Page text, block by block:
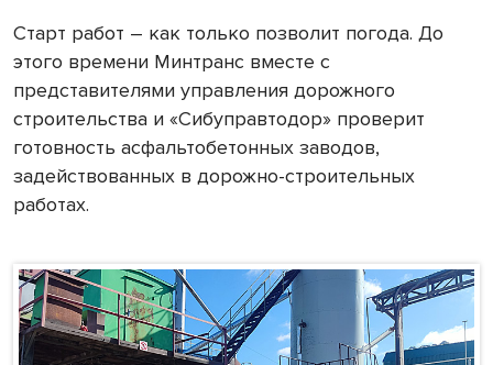
Старт работ – как только позволит погода. До
этого времени Минтранс вместе с
представителями управления дорожного
строительства и «Сибуправтодор» проверит
готовность асфальтобетонных заводов,
задействованных в дорожно-строительных
работах.